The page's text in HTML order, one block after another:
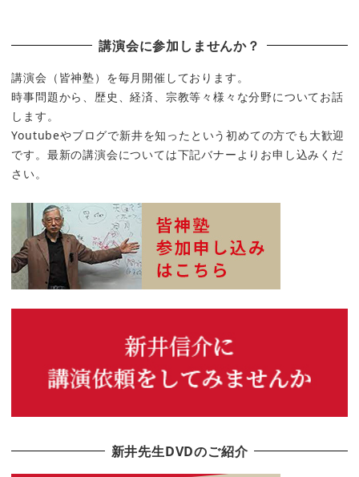
講演会に参加しませんか？
講演会（皆神塾）を毎月開催しております。
時事問題から、歴史、経済、宗教等々様々な分野についてお話
します。
Youtubeやブログで新井を知ったという初めての方でも大歓迎
です。最新の講演会については下記バナーよりお申し込みくだ
さい。
新井先生DVDのご紹介